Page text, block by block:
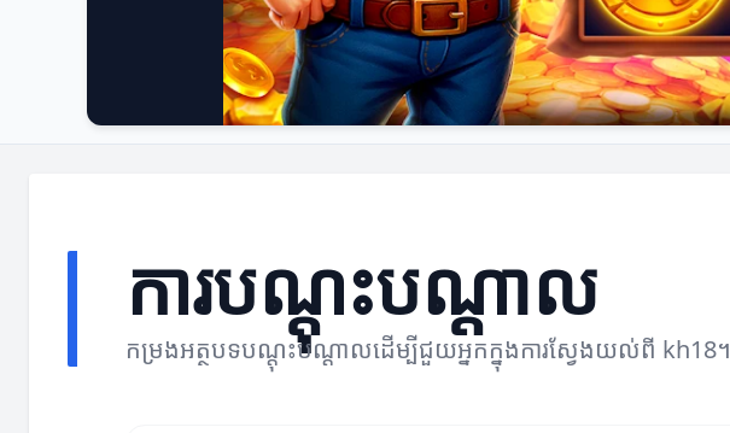
ការបណ្តុះបណ្តាល
កម្រងអត្ថបទបណ្តុះបណ្តាលដើម្បីជួយអ្នកក្នុងការស្វែងយល់ពី kh18។